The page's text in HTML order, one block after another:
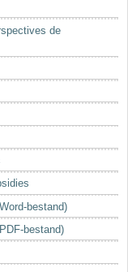
de
bestand)
bestand)